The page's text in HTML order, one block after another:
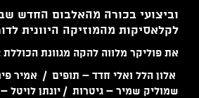
וביצועי בכורה מהאלבום החדש
לקלאסיקות מהמוזיקה היוונית
את פוליקר מלווה להקה מגוונת הכוללת 12 חברים:
אלון הלל ואלי חדד – תופים / אמיר
שמוליק שמיר – גיטרות / יונתן לויטל